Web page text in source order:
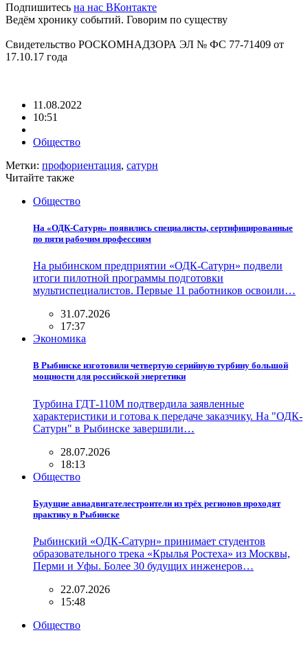
Подпишитесь на нас ВКонтакте
Ведём хронику событий. Говорим по существу
Свидетельство РОСКОМНАДЗОРА ЭЛ № ФС 77-71409 от
17.10.17 года
11.08.2022
10:51
Общество
Метки: профориентация, сатурн
Читайте также
Общество
На «ОДК-Сатурн» появились специалисты, сертифицированные
по пяти рабочим профессиям
На рыбинском предприятии «ОДК-Сатурн» подвели
итоги пилотной программы подготовки
мультиспециалистов. Первые 11 работников освоили…
31.07.2026
17:37
Экономика
В Рыбинске изготовили четвертую серийную турбину большой
мощности для российской энергетики
Турбина ГДТ-110М подтвердила заявленные
характеристики и готова к передаче заказчику. На "ОДК-
Сатурн" в Рыбинске завершили…
28.07.2026
18:13
Общество
Будущие авиадвигателестроители из трёх регионов проходят
практику в Рыбинске
Рыбинский «ОДК-Сатурн» принимает студентов
образовательного трека «Крылья Ростеха» из Москвы,
Перми и Уфы. Более 30 будущих инженеров…
22.07.2026
15:48
Общество